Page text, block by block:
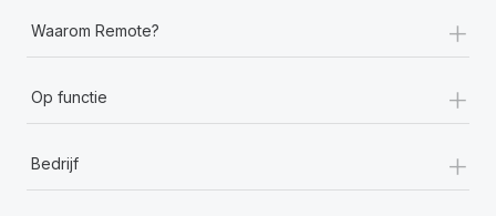
Waarom Remote? +
Op functie +
Bedrijf
+